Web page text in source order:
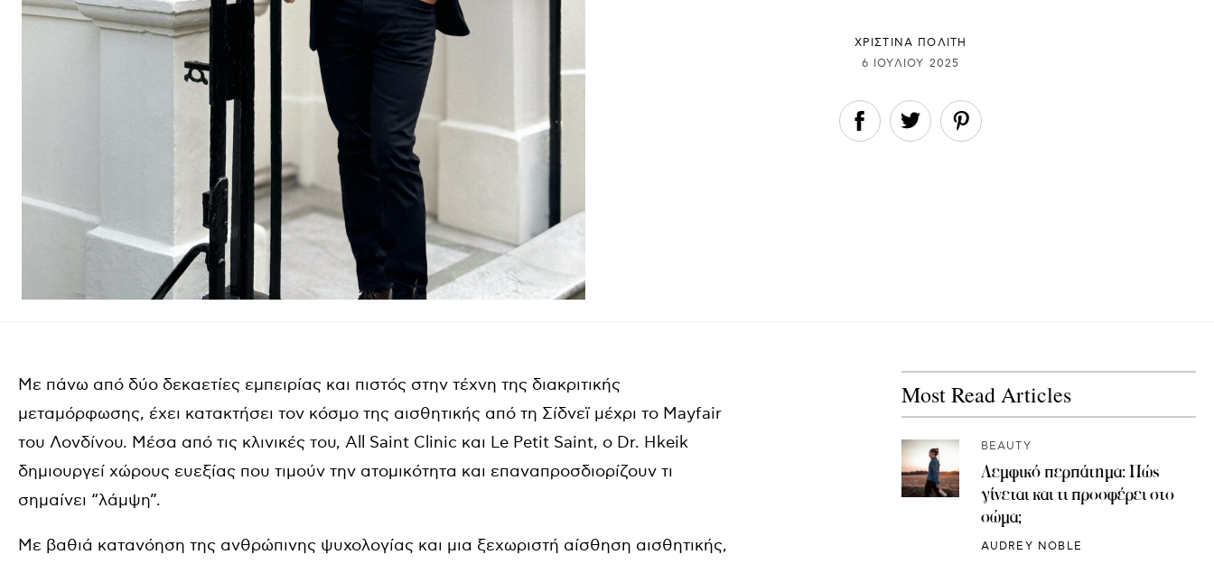
ΧΡΙΣΤΙΝΑ ΠΟΛΙΤΗ
6 ΙΟΥΛΊΟΥ 2025
Με πάνω από δύο δεκαετίες εμπειρίας και πιστός στην τέχνη της διακριτικής
μεταμόρφωσης, έχει κατακτήσει τον κόσμο της αισθητικής από τη Σίδνεϊ μέχρι το Mayfair
του Λονδίνου. Μέσα από τις κλινικές του, All Saint Clinic και Le Petit Saint, ο Dr. Hkeik
δημιουργεί χώρους ευεξίας που τιμούν την ατομικότητα και επαναπροσδιορίζουν τι
σημαίνει “λάμψη”.
Με βαθιά κατανόηση της ανθρώπινης ψυχολογίας και μια ξεχωριστή αίσθηση αισθητικής,
Most Read Articles
BEAUTY
Λεμφικό περπάτημα: Πώς
γίνεται και τι προσφέρει στο
σώμα;
AUDREY NOBLE